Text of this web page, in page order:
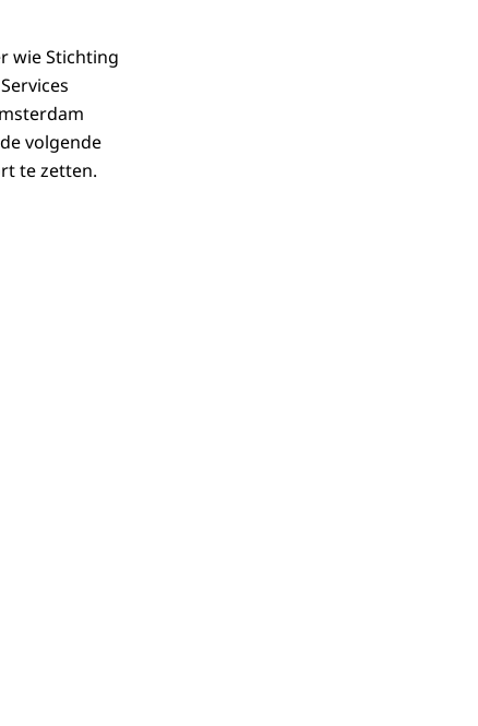
wie Stichting
volgende
te zetten.